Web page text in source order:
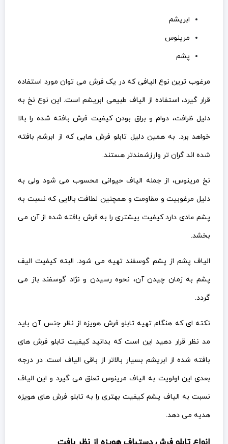
ابریشم
مرینوس
پشم
مرغوب ترین نوع الیافی که در یک فرش می توان مورد استفاده
قرار گیرد، استفاده از الیاف طبیعی ابریشم است. این نوع نخ به
دلیل ظرافت، دوام و براق بودن کیفیت فرش بافته شده را بالا
خواهد برد. به همین دلیل تابلو فرش هایی که از ابرشم بافته
شده اند گران تر وارزشمندتر هستند.
نخ مرینوس، از جمله الیاف حیوانی محسوب می شود ولی به
دلیل مرغوبیت و مقاومت و همچنین لطافت بالایی که نسبت به
پشم عادی دارد کیفیت بیشتری را به فرش بافته شده از آن می
بخشد.
الیاف پشم از پشم گوسفند تهیه می شود. البته کیفیت الیف
پشم به زمان چیدن آن، نحوه رسیدن و نژاد گوسفند باز می
گردد.
نکته ای که هنگام تهیه تابلو فرش هویزه از نظر جنس آن باید
مد نظر قرار دهید این است که بدانید کیفیت تابلو فرش های
بافته شده از ابریشم بسیار بالاتر از باقی الیاف است. در درجه
بعدی این اولویت به الیاف مرینوس تعلق می گیرد و این الیاف
نسبت به الیاف پشم کیفیت بهتری را به تابلو فرش های هویزه
هدیه می دهد.